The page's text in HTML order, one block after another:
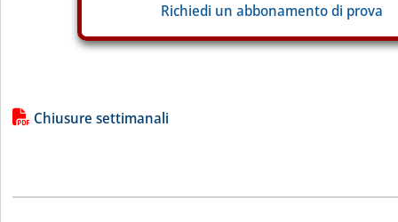
Richiedi un abbonamento di prova
Lista allegati PDF alla notizia
Chiusure settimanali